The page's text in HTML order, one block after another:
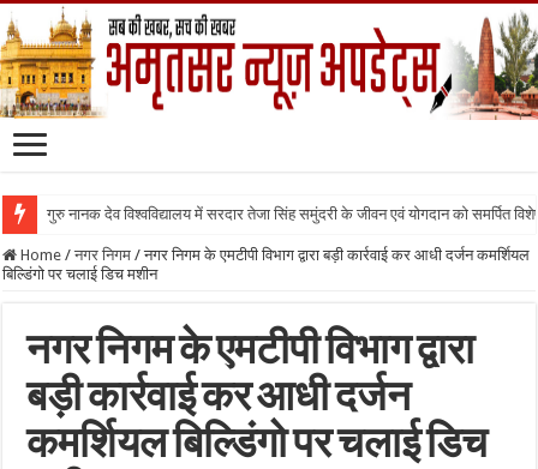
गुरु नानक देव विश्वविद्यालय में सरदार तेजा सिंह समुंदरी के जीवन एवं योगदान को समर्पित
Home / नगर निगम / नगर निगम के एमटीपी विभाग द्वारा बड़ी कार्रवाई कर आधी दर्जन कमर्शियल
बिल्डिंगो पर चलाई डिच मशीन
नगर निगम के एमटीपी विभाग द्वारा
बड़ी कार्रवाई कर आधी दर्जन
कमर्शियल बिल्डिंगो पर चलाई डिच